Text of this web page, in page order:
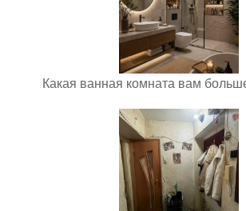
Какая ванная комната вам